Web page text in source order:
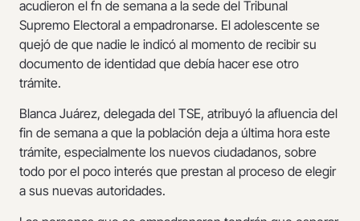
acudieron el fn de semana a la sede del Tribunal
Supremo Electoral a empadronarse. El adolescente se
quejó de que nadie le indicó al momento de recibir su
documento de identidad que debía hacer ese otro
trámite.
Blanca Juárez, delegada del TSE, atribuyó la afluencia del
fin de semana a que la población deja a última hora este
trámite, especialmente los nuevos ciudadanos, sobre
todo por el poco interés que prestan al proceso de elegir
a sus nuevas autoridades.